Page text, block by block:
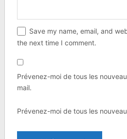
Save my name, email, and
the next time I comment.
Prévenez-moi de tous les
mail.
Prévenez-moi de tous les